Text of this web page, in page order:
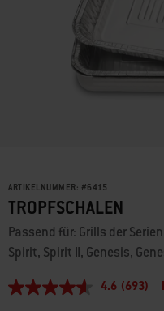
ARTIKELNUMMER: #6415
TROPFSCHALEN
Passend für: Grills der
Spirit, Spirit II, Genesis,
4.6
4.6 (693)